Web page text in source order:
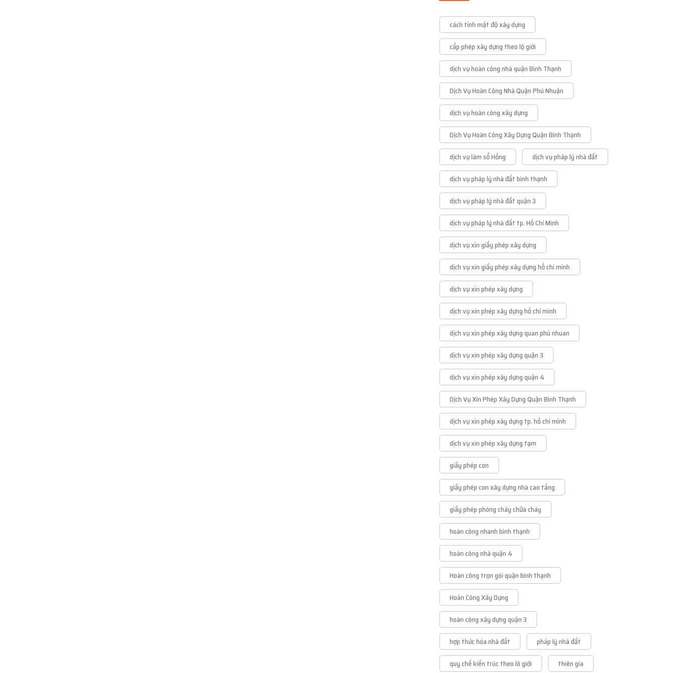
cách tính mật độ xây dựng
cấp phép xây dựng theo lộ giới
dịch vụ hoàn công nhà quận Bình Thạnh
Dịch Vụ Hoàn Công Nhà Quận Phú Nhuận
dịch vụ hoàn công xây dựng
Dịch Vụ Hoàn Công Xây Dựng Quận Bình Thạnh
dịch vụ làm sổ Hồng
dịch vụ pháp lý nhà đất
dịch vụ pháp lý nhà đất bình thạnh
dịch vụ pháp lý nhà đất quận 3
dịch vụ pháp lý nhà đất tp. Hồ Chí Minh
dịch vụ xin giấy phép xây dựng
dịch vụ xin giấy phép xây dựng hồ chí minh
dịch vụ xin phép xây dựng
dịch vụ xin phép xây dựng hồ chí minh
dịch vụ xin phép xây dựng quan phú nhuan
dịch vụ xin phép xây dựng quận 3
dịch vụ xin phép xây dựng quận 4
Dịch Vụ Xin Phép Xây Dựng Quận Bình Thạnh
dịch vụ xin phép xây dựng tp. hồ chí minh
dịch vụ xin phép xây dựng tạm
giấy phép con
giấy phép con xây dựng nhà cao tầng
giấy phép phòng cháy chữa cháy
hoàn công nhanh bình thạnh
hoàn công nhà quận 4
Hoàn công trọn gói quận bình thạnh
Hoàn Công Xây Dựng
hoàn công xây dựng quận 3
hợp thức hóa nhà đất
pháp lý nhà đất
quy chế kiến trúc theo lô giới
thiên gia